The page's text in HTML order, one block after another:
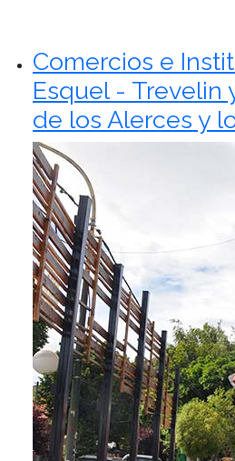
Comercios e
Esquel - Trevelin
de los Alerces y